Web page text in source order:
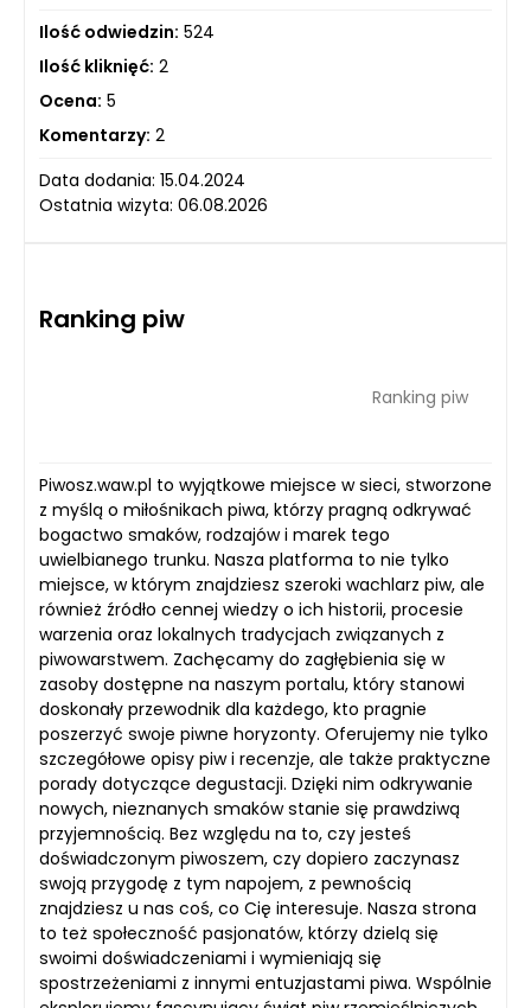
Ilość odwiedzin: 524
Ilość kliknięć: 2
Ocena: 5
Komentarzy: 2
Data dodania: 15.04.2024
Ostatnia wizyta: 06.08.2026
Ranking piw
Ranking piw
Piwosz.waw.pl to wyjątkowe miejsce w sieci, stworzone
z myślą o miłośnikach piwa, którzy pragną odkrywać
bogactwo smaków, rodzajów i marek tego
uwielbianego trunku. Nasza platforma to nie tylko
miejsce, w którym znajdziesz szeroki wachlarz piw, ale
również źródło cennej wiedzy o ich historii, procesie
warzenia oraz lokalnych tradycjach związanych z
piwowarstwem. Zachęcamy do zagłębienia się w
zasoby dostępne na naszym portalu, który stanowi
doskonały przewodnik dla każdego, kto pragnie
poszerzyć swoje piwne horyzonty. Oferujemy nie tylko
szczegółowe opisy piw i recenzje, ale także praktyczne
porady dotyczące degustacji. Dzięki nim odkrywanie
nowych, nieznanych smaków stanie się prawdziwą
przyjemnością. Bez względu na to, czy jesteś
doświadczonym piwoszem, czy dopiero zaczynasz
swoją przygodę z tym napojem, z pewnością
znajdziesz u nas coś, co Cię interesuje. Nasza strona
to też społeczność pasjonatów, którzy dzielą się
swoimi doświadczeniami i wymieniają się
spostrzeżeniami z innymi entuzjastami piwa. Wspólnie